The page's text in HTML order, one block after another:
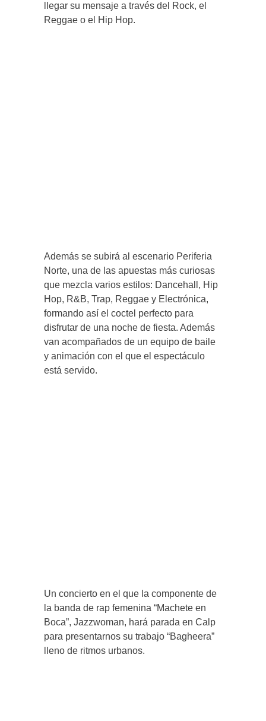
llegar su mensaje a través del Rock, el
Reggae o el Hip Hop.
Además se subirá al escenario Periferia
Norte, una de las apuestas más curiosas
que mezcla varios estilos: Dancehall, Hip
Hop, R&B, Trap, Reggae y Electrónica,
formando así el coctel perfecto para
disfrutar de una noche de fiesta. Además
van acompañados de un equipo de baile
y animación con el que el espectáculo
está servido.
Un concierto en el que la componente de
la banda de rap femenina “Machete en
Boca”, Jazzwoman, hará parada en Calp
para presentarnos su trabajo “Bagheera”
lleno de ritmos urbanos.